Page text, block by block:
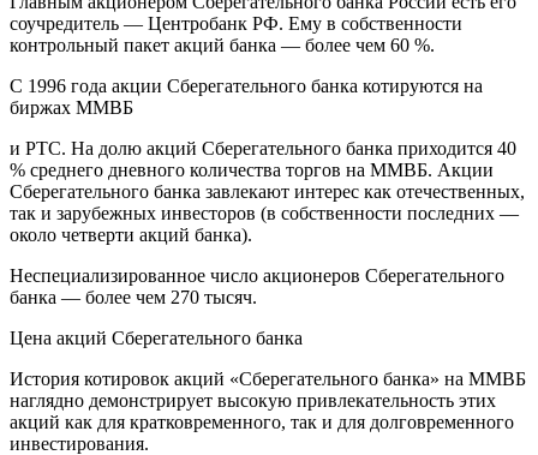
соучредитель — Центробанк РФ. Ему в собственности
контрольный пакет акций банка — более чем 60 %.
C 1996 года акции Сберегательного банка котируются на
биржах ММВБ
и РТС. На долю акций Сберегательного банка приходится 40
% среднего дневного количества торгов на ММВБ. Акции
Сберегательного банка завлекают интерес как отечественных,
так и зарубежных инвесторов (в собственности последних —
около четверти акций банка).
Неспециализированное число акционеров Сберегательного
банка — более чем 270 тысяч.
Цена акций Сберегательного банка
История котировок акций «Сберегательного банка» на ММВБ
наглядно демонстрирует высокую привлекательность этих
акций как для кратковременного, так и для долговременного
инвестирования.